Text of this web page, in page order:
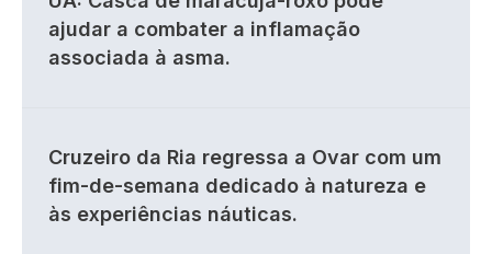
ajudar a combater a inflamação
associada à asma.
Cruzeiro da Ria regressa a Ovar com um
fim-de-semana dedicado à natureza e
às experiências náuticas.